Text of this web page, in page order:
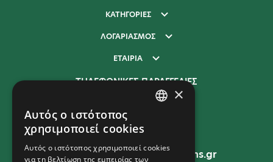
ΚΑΤΗΓΟΡΙΕΣ
ΛΟΓΑΡΙΑΣΜΟΣ
ΕΤΑΙΡΙΑ
ΤΗΛΕΦΩΝΙΚΕΣ ΠΑΡΑΓΓΕΛΙΕΣ
210 277 9400
EMAIL
sales@unitedpromotions.gr
×
Αυτός ο ιστότοπος
χρησιμοποιεί cookies
Αυτός ο ιστότοπος χρησιμοποιεί cookies
για τη βελτίωση της εμπειρίας των